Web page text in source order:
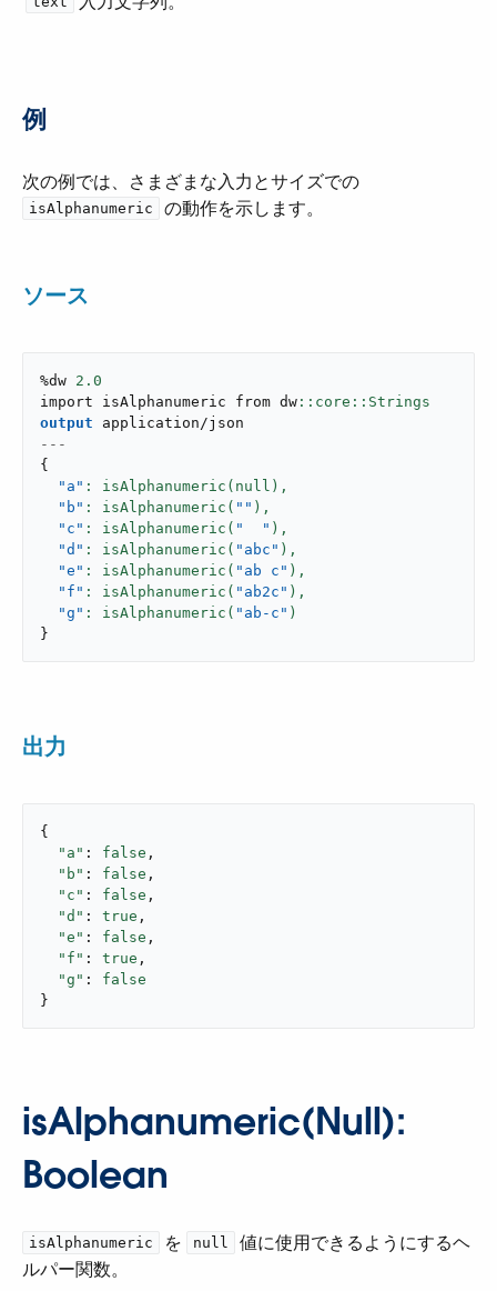
例
次の例では、さまざまな入力とサイズでの ​
isAlphanumeric ​ の動作を示します。
ソース
%dw 2.0
import isAlphanumeric from dw
output
application/json
---
{
"a" : isAlphanumeric(null),
"b" : isAlphanumeric( "" ),
"c" : isAlphanumeric( "  " ),
"d" : isAlphanumeric( "abc" ),
"e" : isAlphanumeric( "ab c" ),
"f" : isAlphanumeric( "ab2c" ),
"g" : isAlphanumeric( "ab-c"
}
出力
{
"a" : false ,
"b" : false ,
"c" : false ,
"d" : true ,
"e" : false ,
"f" : true ,
"g" : false
}
isAlphanumeric(Null):
Boolean
isAlphanumeric ​ を ​ null
​ 値に使用できるようにするヘ
ルパー関数。